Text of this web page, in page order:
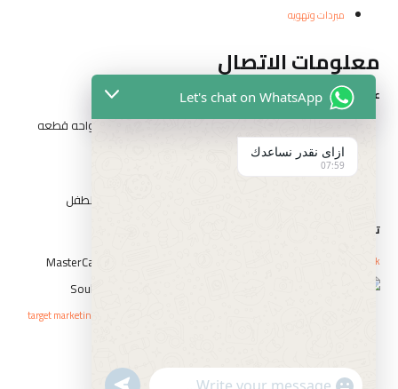
مبردات وتهويه
معلومات الاتصال
عناوين الفروع
المقطم الهضبه الوسطي الحي التاني شارع مدرسه الواحه قطعه
رقم ٣٢٦٢
١٤ شارع السيد الببلاوي ارض شريف عابدين
تواصل مع الفارس
Facebook
target marketing agency
السياسة والخصوصية
Let's chat on WhatsApp
ازاى نقدر نساعدك
07:59
"+chaty_settings.lang.emoji_picker+"
undefined